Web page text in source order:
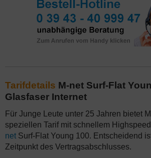
Tarifdetails M-net Surf-Flat
Glasfaser Internet
Für Junge Leute unter 25 Jahren bietet
speziellen Tarif mit schnellem
net Surf-Flat Young 100. Entscheidend
Zeitpunkt des Vertragsabschlusses.